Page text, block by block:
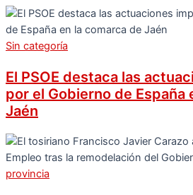
Sin categoría
El PSOE destaca las
por el Gobierno de España
Jaén
provincia